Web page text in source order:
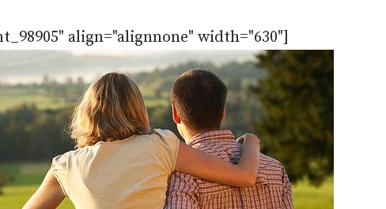
align="alignnone" width="630"]